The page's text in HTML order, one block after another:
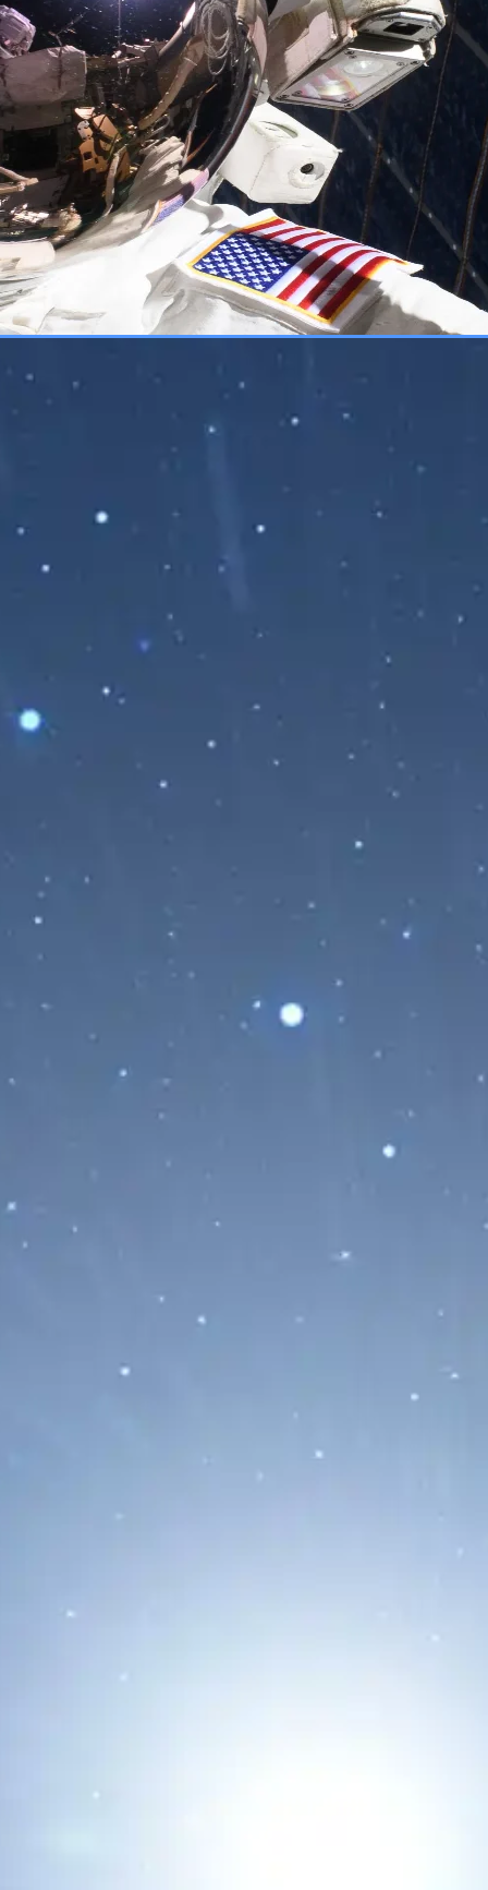
Incendio en la Estación de la
NASA de Robledo de Chavela:
24/07/2026
La estación de la NASA en Robledo de
Chavela ha evacuado a la mayor parte de
su personal ante el avance...
El Pentágono Publica una Cuarta